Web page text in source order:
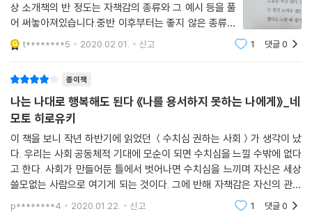
상 소개책의 반 정도는 자책감의 종류와 그 예시 등을 풀
어 써놓아져있습니다.중반 이후부터는 좋지 않은 종류의
자책감으로 부터 벗어나는 법에 대해 다루고 있습니다.저
는 바깥에서는 긍정적인 편이나,집 안에 혼자 있기만하면
t********5 2020.02.01. 신고 1 댓글0
종이책
나는 나대로 행복해도 된다 《나를 용서하지 못하는 나에게》_네
모토 히로유키
이 책을 보니 작년 하반기에 읽었던 ＜수치심 권하는 사회＞가 생각이 났
다. 우리는 사회 공동체적 기대에 모순이 되면 수치심을 느낄 수밖에 없다
고 한다. 사회가 만들어둔 틀에서 벗어나면 수치심을 느끼며 자신은 세상
쓸모없는 사람으로 여기게 되는 것이다. 그에 반해 자책감은 자신의 관념
에서 어긋나게 되면 느끼는 감정이다. 이런 감정들은 자존감과도 연결이
되고 자신뿐만 아
p********4 2020.01.22. 신고 1 댓글0